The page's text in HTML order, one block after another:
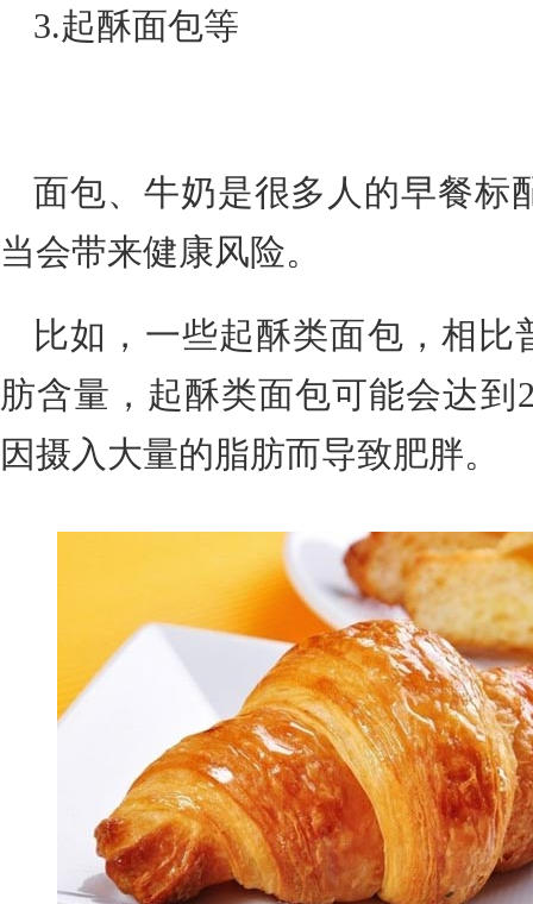
3.起酥面包等
面包、牛奶是很多人的早餐标
当会带来健康风险。
比如，一些起酥类面包，相比
肪含量，起酥类面包可能会达到
因摄入大量的脂肪而导致肥胖。